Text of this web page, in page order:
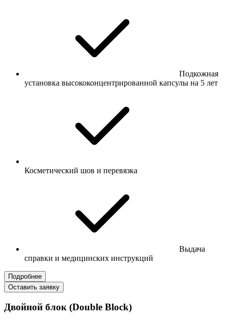
Подкожная
установка высококонцентрированной капсулы на 5 лет
Косметический шов и перевязка
Выдача
справки и медицинских инструкций
Подробнее
Оставить заявку
Двойной блок (Double Block)